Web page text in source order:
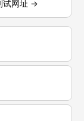
试网址 →